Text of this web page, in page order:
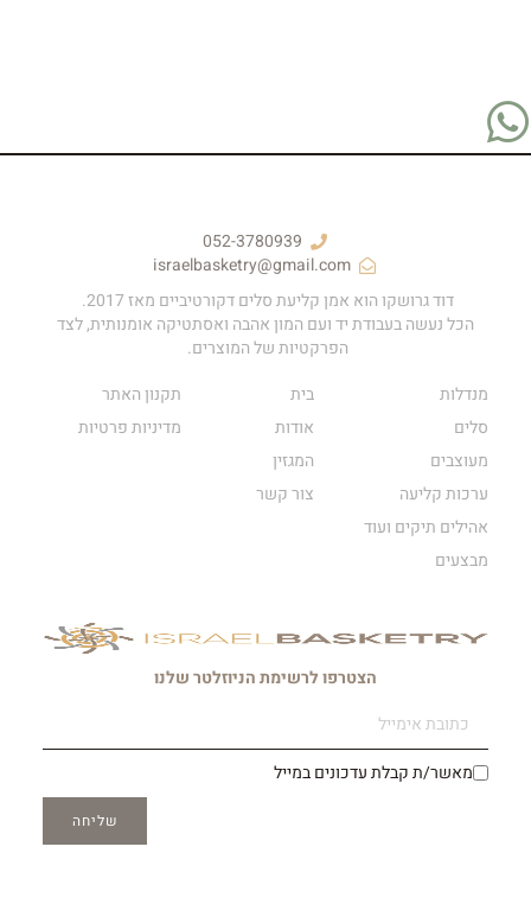
052-3780939
israelbasketry@gmail.com
דוד גרושקו הוא אמן קליעת סלים דקורטיביים מאז 2017.
הכל נעשה בעבודת יד ועם המון אהבה ואסתטיקה אומנותית, לצד
הפרקטיות של המוצרים.
מנדלות
סלים
מעוצבים
ערכות קליעה
אהילים תיקים ועוד
מבצעים
בית
אודות
המגזין
צור קשר
תקנון האתר
מדיניות פרטיות
הצטרפו לרשימת הניוזלטר שלנו
מאשר/ת קבלת עדכונים במייל
שליחה